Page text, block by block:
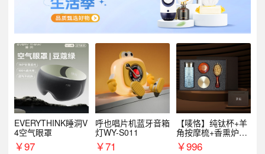
EVERYTHINK睡洞V
4空气眼罩
￥97
呼也唱片机蓝牙音箱
灯WY-S011
￥71
【唛恪】纯钛杯+羊
角按摩梳+香熏炉
+气垫梳
￥996